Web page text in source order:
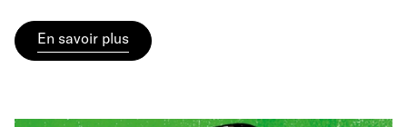
En savoir plus